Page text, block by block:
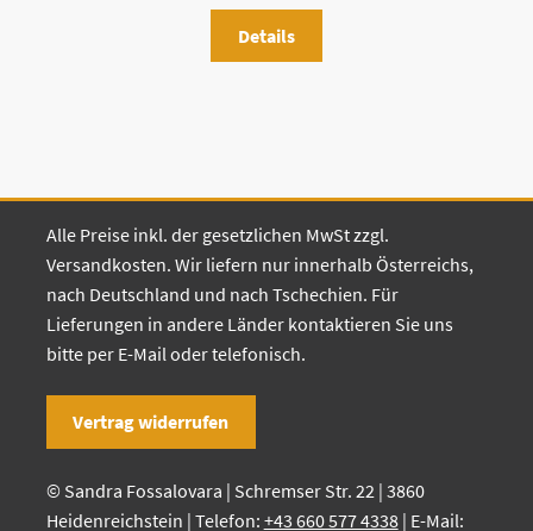
Details
Alle Preise inkl. der gesetzlichen MwSt zzgl.
Versandkosten. Wir liefern nur innerhalb Österreichs,
nach Deutschland und nach Tschechien. Für
Lieferungen in andere Länder kontaktieren Sie uns
bitte per E-Mail oder telefonisch.
Vertrag widerrufen
© Sandra Fossalovara | Schremser Str. 22 | 3860
Heidenreichstein | Telefon: +43 660 577 4338| E-Mail: